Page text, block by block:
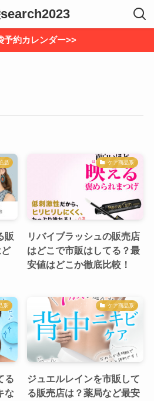
予約カレンダー>>
品
販
ケア商品系
リバイブラッシュの販売店
はどこで市販はしてる？最
安値はどこか徹底比較！
系
る
な
ケア商品系
ジュエルレインを市販して
る販売店は？薬局など最安